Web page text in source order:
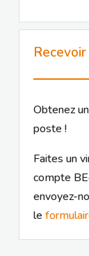
Obtenez
poste !
Faites un
compte
envoyez-
le